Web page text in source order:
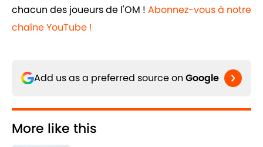
chacun des joueurs de l'OM ! Abonnez-vous à notre
chaîne YouTube !
Add us as a preferred source on Google
More like this